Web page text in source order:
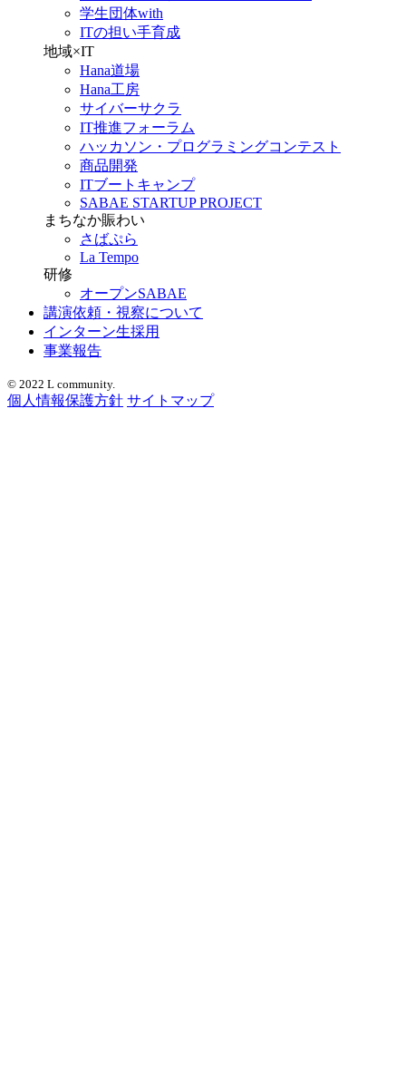
学生団体with
ITの担い手育成
地域×IT
Hana道場
Hana工房
サイバーサクラ
IT推進フォーラム
ハッカソン・プログラミングコンテスト
商品開発
ITブートキャンプ
SABAE STARTUP PROJECT
まちなか賑わい
さばぷら
La Tempo
研修
オープンSABAE
講演依頼・視察について
インターン生採用
事業報告
© 2022 L community.
個人情報保護方針 サイトマップ